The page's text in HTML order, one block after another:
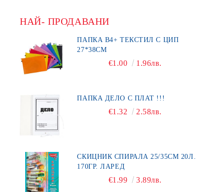
НАЙ- ПРОДАВАНИ
ПАПКА В4+ ТЕКСТИЛ С ЦИП
27*38СМ
€1.00 1.96лв.
ПАПКА ДЕЛО С ПЛАТ !!!
€1.32 2.58лв.
СКИЦНИК СПИРАЛА 25/35СМ 20Л.
170ГР. ЛАРЕД
€1.99 3.89лв.